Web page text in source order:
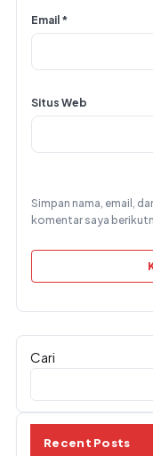
Email *
Situs Web
Simpan nama, email,
komentar saya
Cari
Recent Posts